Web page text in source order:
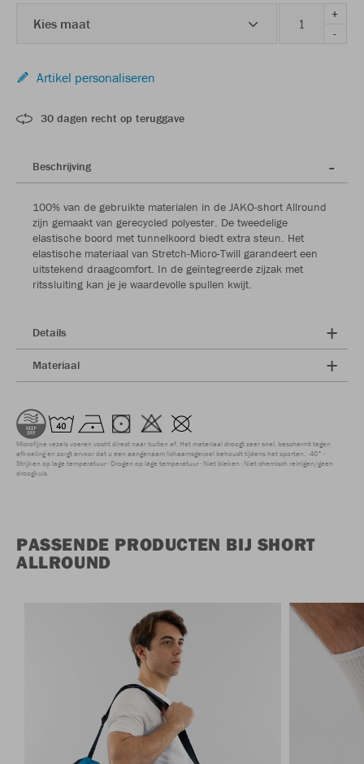
Kies maat
+
-
Artikel personaliseren
30 dagen recht op teruggave
Beschrijving
100% van de gebruikte materialen in de JAKO-short Allround
zijn gemaakt van gerecycled polyester. De tweedelige
elastische boord met tunnelkoord biedt extra steun. Het
elastische materiaal van Stretch-Micro-Twill garandeert een
uitstekend draagcomfort. In de geïntegreerde zijzak met
ritssluiting kan je je waardevolle spullen kwijt.
Details
Materiaal
Microfijne vezels voeren vocht direct naar buiten af. Het materiaal droogt zeer snel, beschermt tegen
afkoeling en zorgt ervoor dat u een aangenaam lichaamsgevoel behoudt tijdens het sporten. 40°
Strijken op lage temperatuur Drogen op lage temperatuur Niet bleken Niet chemisch reinigen/geen
droogkuis
PASSENDE PRODUCTEN BIJ SHORT
ALLROUND